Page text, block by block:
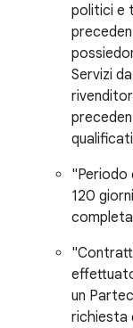
politici e
Servizi
"Periodo
120
un
richiesta